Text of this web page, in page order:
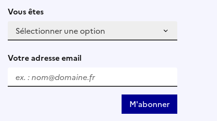
Vous êtes
Votre adresse email
M'abonner